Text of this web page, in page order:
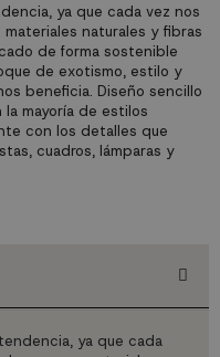
ya que cada vez nos
naturales y fibras
de forma sostenible
de exotismo, estilo y
beneficia. Diseño sencillo
mayoría de estilos
con los detalles que
cuadros, lámparas y
ya que cada